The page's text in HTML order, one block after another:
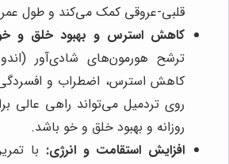
قلبی-عروقی کمک می‌کند و طول
کاهش استرس و بهبود خلق و
ترشح هورمون‌های شادی‌آور
کاهش استرس، اضطراب و
روی تردمیل می‌تواند راهی عالی
روزانه و بهبود خلق و خو باشد.
افزایش استقامت و انرژی: با